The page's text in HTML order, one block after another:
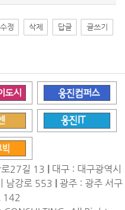
수정 삭제 답글 글쓰기
로27길 13
대구 : 대구광역시
남강로 553
광주 : 광주 서구
142